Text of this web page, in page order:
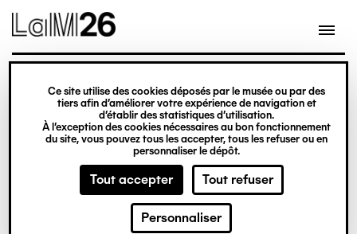
Gestion des cookies
Ce site utilise des cookies déposés par le musée ou par des
tiers afin d’améliorer votre expérience de navigation et
d’établir des statistiques d’utilisation.
À l’exception des cookies nécessaires au bon fonctionnement
du site, vous pouvez tous les accepter, tous les refuser ou en
personnaliser le dépôt.
Tout accepter Tout refuser
Personnaliser
contenu